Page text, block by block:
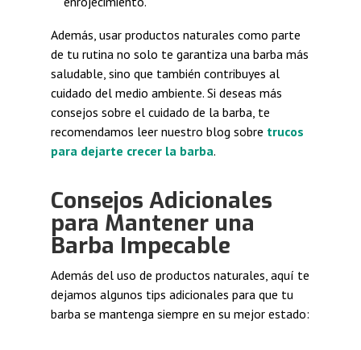
Además, usar productos naturales como parte
de tu rutina no solo te garantiza una barba más
saludable, sino que también contribuyes al
cuidado del medio ambiente. Si deseas más
consejos sobre el cuidado de la barba, te
recomendamos leer nuestro blog sobre trucos
para dejarte crecer la barba.
Consejos Adicionales
para Mantener una
Barba Impecable
Además del uso de productos naturales, aquí te
dejamos algunos tips adicionales para que tu
barba se mantenga siempre en su mejor estado: